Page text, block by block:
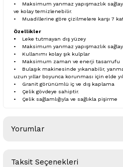
• Maksimum yanmaz yapışmazlık
ve kolay temizlenebilir.
• Muadillerine göre çizilmelere karşı 7
Özellikler
•
Leke tutmayan dış yüzey
• Maksimum yanmaz yapışmazlık
• Kullanımı kolay şık kulplar
• Maksimum zaman ve enerji tasarrufu
• Bulaşık makinesinde yıkanabilir,
uzun yıllar boyunca korunması için elde
• Granit görünümlü iç ve dış kaplama
• Çelik gövdeye sahiptir.
• Çelik sağlamlığıyla ve sağlıkla pişirme
Yorumlar
Taksit Seçenekleri